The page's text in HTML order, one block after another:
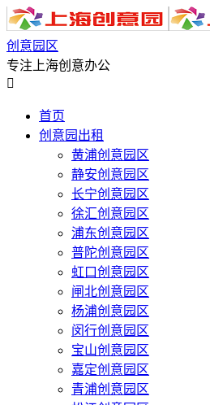
创意园区
专注上海创意办公

首页
创意园出租
黄浦创意园区
静安创意园区
长宁创意园区
徐汇创意园区
浦东创意园区
普陀创意园区
虹口创意园区
闸北创意园区
杨浦创意园区
闵行创意园区
宝山创意园区
嘉定创意园区
青浦创意园区